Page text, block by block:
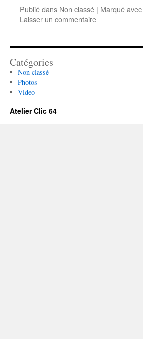
Publié dans Non classé | Marqué avec
Laisser un commentaire
Catégories
Non classé
Photos
Video
Atelier Clic 64